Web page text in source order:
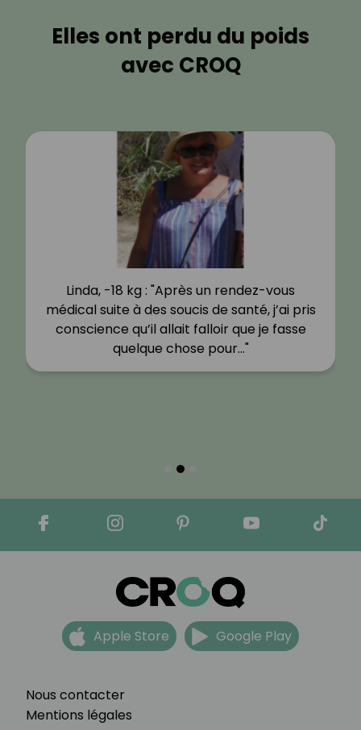
Elles ont perdu du poids
avec CROQ
Linda, -18 kg : "Après un rendez-vous
médical suite à des soucis de santé, j’ai pris
conscience qu’il allait falloir que je fasse
quelque chose pour…"
Nous contacter
Mentions légales
Apple Store Google Play